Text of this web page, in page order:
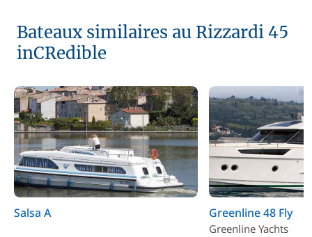
Bateaux similaires au Rizzardi 45
inCRedible
Salsa A Greenline 48 Fly
Greenline Yachts